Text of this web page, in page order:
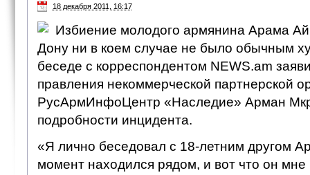
18 декабря 2011, 16:17
Избиение молодого армянина Арама
Дону ни в коем случае не было обычным
беседе с корреспондентом NEWS.am
правления некоммерческой партнерской
РусАрмИнфоЦентр «Наследие» Арман
подробности инцидента.
«Я лично беседовал с 18-летним другом
момент находился рядом, и вот что он мне